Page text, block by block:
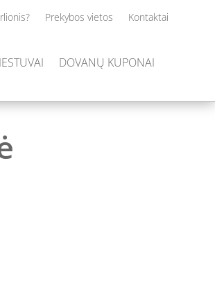
Prekybos vietos Kontaktai
DOVANŲ KUPONAI